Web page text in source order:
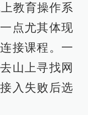
教育操作系
点尤其体现
接课程。一
山上寻找网
入失败后选